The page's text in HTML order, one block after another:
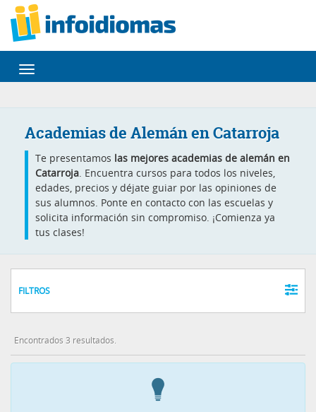
Desplegar
navegación
Academias de Alemán en Catarroja
Te presentamos las mejores academias de alemán en
Catarroja. Encuentra cursos para todos los niveles,
edades, precios y déjate guiar por las opiniones de
sus alumnos. Ponte en contacto con las escuelas y
solicita información sin compromiso. ¡Comienza ya
tus clases!
FILTROS
Encontrados 3 resultados.